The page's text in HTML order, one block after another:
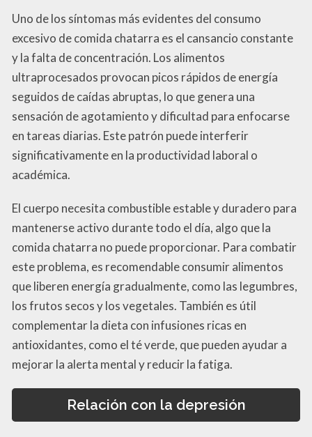
Uno de los síntomas más evidentes del consumo
excesivo de comida chatarra es el cansancio constante
y la falta de concentración. Los alimentos
ultraprocesados provocan picos rápidos de energía
seguidos de caídas abruptas, lo que genera una
sensación de agotamiento y dificultad para enfocarse
en tareas diarias. Este patrón puede interferir
significativamente en la productividad laboral o
académica.
El cuerpo necesita combustible estable y duradero para
mantenerse activo durante todo el día, algo que la
comida chatarra no puede proporcionar. Para combatir
este problema, es recomendable consumir alimentos
que liberen energía gradualmente, como las legumbres,
los frutos secos y los vegetales. También es útil
complementar la dieta con infusiones ricas en
antioxidantes, como el té verde, que pueden ayudar a
mejorar la alerta mental y reducir la fatiga.
Relación con la depresión